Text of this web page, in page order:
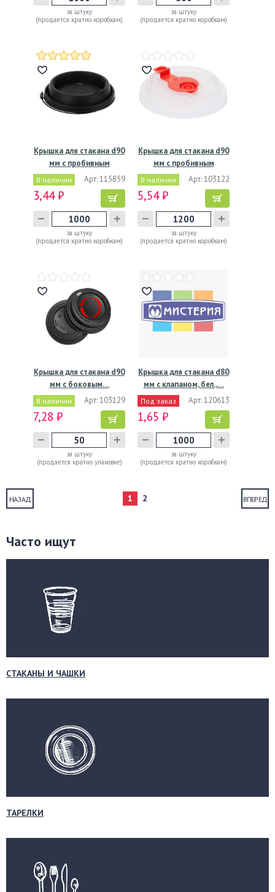
за штуку
(продается кратно коробкам)
за штуку
(продается кратно коробкам)
Крышка для стакана d90
мм с пробивным
слотом…
В наличии Арт: 115859
3,44 ₽
за штуку
(продается кратно коробкам)
Крышка для стакана d90
мм с пробивным
слотом…
В наличии Арт: 103122
5,54 ₽
за штуку
(продается кратно коробкам)
Крышка для стакана d90
мм с боковым…
В наличии Арт: 103129
7,28 ₽
за штуку
(продается кратно упаковке)
Крышка для стакана d80
мм с клапаном, бел.,…
Под заказ Арт: 120613
1,65 ₽
за штуку
(продается кратно коробкам)
НАЗАД ВПЕРЕД
1 2
Часто ищут
СТАКАНЫ И ЧАШКИ
ТАРЕЛКИ